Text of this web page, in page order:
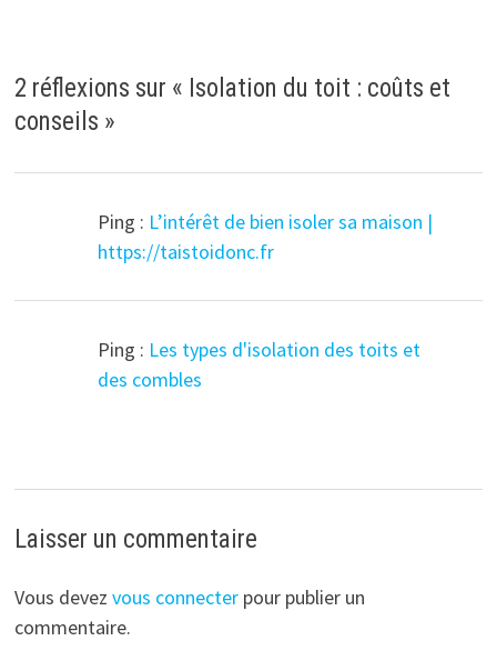
2 réflexions sur « Isolation du toit : coûts et
conseils »
Ping : L’intérêt de bien isoler sa maison |
https://taistoidonc.fr
Ping : Les types d'isolation des toits et
des combles
Laisser un commentaire
Vous devez vous connecterpour publier un
commentaire.